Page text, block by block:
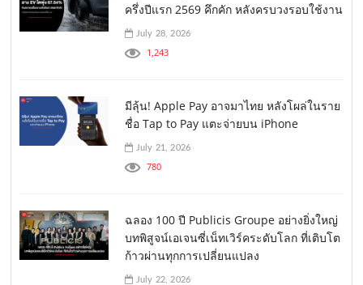
ครึ่งปีแรก 2569 คึกคัก หลังครบวงรอบใช้งาน
July 28, 2026
1,243
มีลุ้น! Apple Pay อาจมาไทย หลังโผล่ในราย
ชื่อ Tap to Pay แตะจ่ายบน iPhone
July 21, 2026
780
ฉลอง 100 ปี Publicis Groupe อย่างยิ่งใหญ่
บทพิสูจน์เอเจนซี่เน็ทเวิร์คระดับโลก ที่เติบโต
ก้าวผ่านทุกการเปลี่ยนแปลง
July 22, 2026